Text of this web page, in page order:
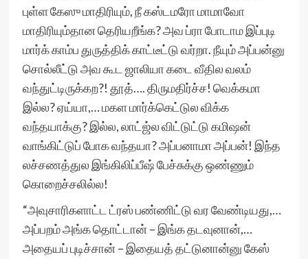
புள்ள கேஸு மாதிரியும், நீ கஸ்டமரோ மாமாவோ
மாதிரியும்தான தெரியறீங்க? அவ ப்ரா போடாம இப்புடி
மார்க் காம்ப துருத்திக் காட்டீட்டு வர்றா. நீயும் அப்பன்னு
சொல்லீட்டு அவ கூட ஜாலியா கடை வீதில வலம்
வந்துட்டிருக்கற?! தூத்…. திருமதிர்ச்ச! வெக்கமா
இல்ல? ஏய்யா,… மகள மார்க்கெட்டுல விக்க
வந்தயாக்கு? இல்ல, லாட்ஜ்ல விட்டுட்டு கமிஷன்
வாங்கிட்டுப் போக வந்தயா? அப்பனாமா அப்பன்! இந்த
லச்சணத்துல இங்கிலிப்பீஷ் பேச்சுக்கு ஒண்ணும்
கொறைச்சலில்ல!
“அவுசாரிகளாட்ட ட்ரஸ் பண்ணிட்டு வர வேண்டியது,…
அப்பறம் அங்க தொட்டான் – இங்க தடவுனான்,…
அதையப் புடிச்சான் – இதையத் தட்டுனான்னு கேஸ்